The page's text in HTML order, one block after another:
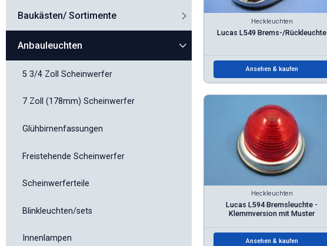
Baukästen/ Sortimente
Anbauleuchten
5 3/4 Zoll Scheinwerfer
7 Zoll (178mm) Scheinwerfer
Glühbirnenfassungen
Freistehende Scheinwerfer
Scheinwerferteile
Blinkleuchten/sets
Innenlampen
Heckleuchten
Lucas L549 Brems-/Rückleuchte
Ansehen & kaufen
Heckleuchten
Lucas L594 Bremsleuchte -
Klemmversion mit Muster
Ansehen & kaufen